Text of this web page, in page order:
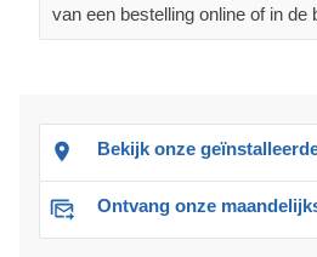
van een bestelling online of in de
Bekijk onze
Ontvang onze maandelijkse